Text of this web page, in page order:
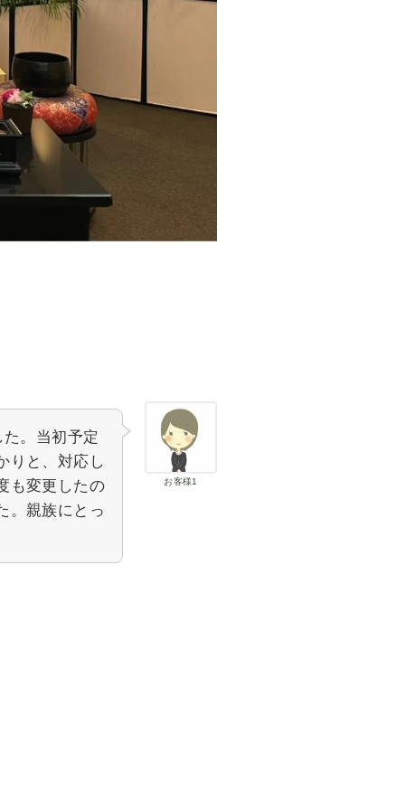
お客様1
。当初予定
りと、対応し
も変更したの
。親族にとっ